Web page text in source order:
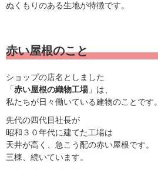
ぬくもりのある生地が特徴です。
赤い屋根のこと
ショップの店名としました
「赤い屋根の織物工場」は、
私たちが日々働いている建物のことです。
先代の四代目社長が
昭和３０年代に建てた工場は
天井が高く、急こう配の赤い屋根です。
三棟、続いています。